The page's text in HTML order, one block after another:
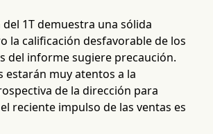
1T demuestra una sólida
la calificación desfavorable de los
del informe sugiere precaución.
estarán muy atentos a la
de la dirección para
reciente impulso de las ventas es